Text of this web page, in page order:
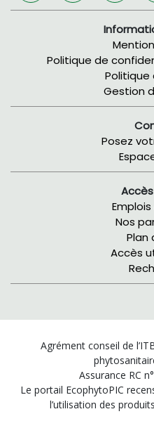
Politique de
Politique
Gestion
Posez
Nos
Plan
Accès
Agrément conseil de
Assurance RC
Le portail EcophytoPIC
l’utilisation des